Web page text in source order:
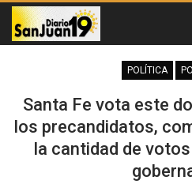
POLÍTICA
Santa Fe vota este
los precandidatos,
la cantidad de